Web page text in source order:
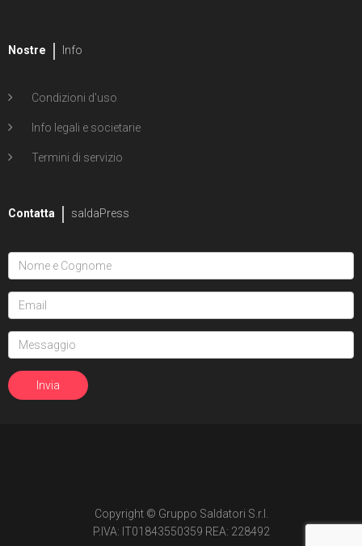
Nostre Info
Condizioni d'uso
Info legali e societarie
Termini di servizio
Contatta saldaPress
Copyright © Gruppo Saldatori S.r.l.
P.IVA: IT01843550359 REA: 228492